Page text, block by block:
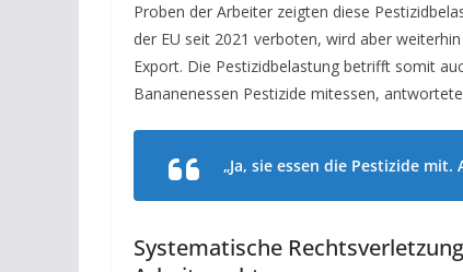
Proben der Arbeiter zeigten diese
der EU seit 2021 verboten, wird aber
Export. Die Pestizidbelastung betrifft somit
Bananenessen Pestizide mitessen,
„Ja, sie essen die Pestizide
Systematische